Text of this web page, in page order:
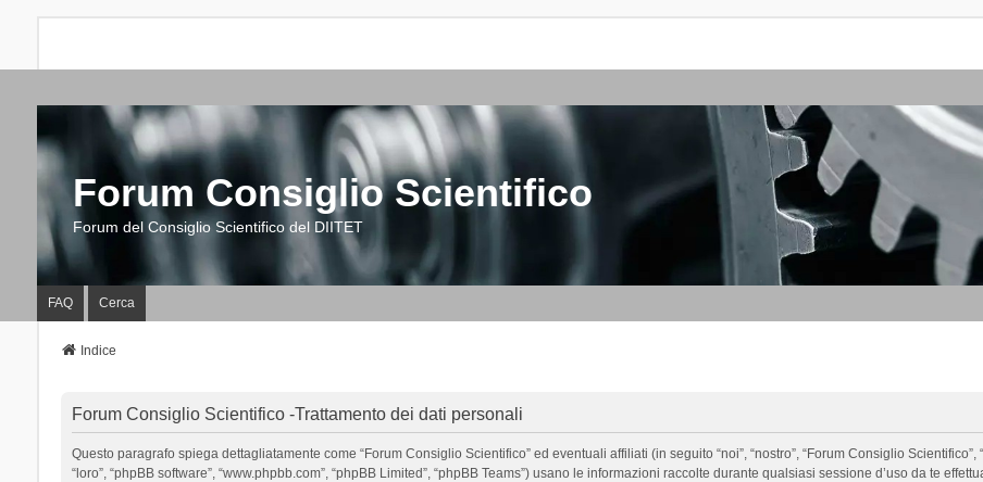
Forum Consiglio Scientifico
Forum del Consiglio Scientifico del DIITET
FAQ Cerca
Indice
Forum Consiglio Scientifico -Trattamento dei dati personali
Questo paragrafo spiega dettagliatamente come “Forum Consiglio Scientifico” ed eventuali affiliati (in seguito “noi”, “nostro”, “Forum Consiglio Scientifico”,
“loro”, “phpBB software”, “www.phpbb.com”, “phpBB Limited”, “phpBB Teams”) usano le informazioni raccolte durante qualsiasi sessione d’uso da te